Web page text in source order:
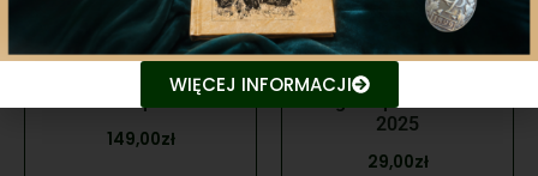
Przypinka PZŁ złota
na szpilce
149,00zł
Przypinka Hubertus
Ogólnopolski PZŁ
2025
29,00zł
WIĘCEJ INFORMACJI